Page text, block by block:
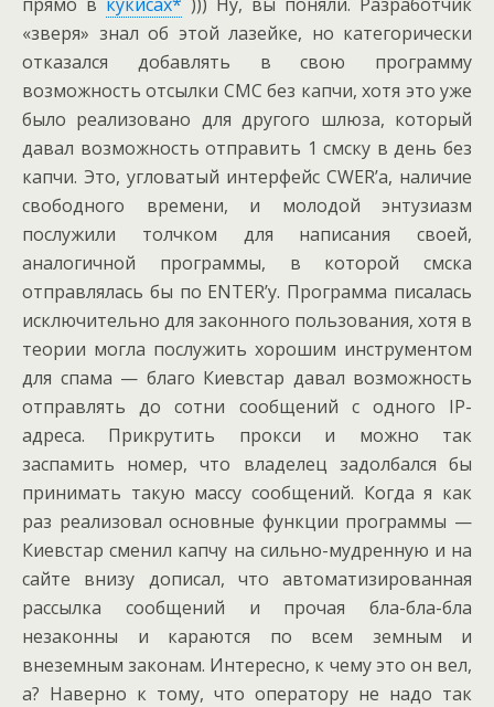
«зверя» знал об этой лазейке, но категорически
отказался добавлять в свою программу
возможность отсылки СМС без капчи, хотя это уже
было реализовано для другого шлюза, который
давал возможность отправить 1 смску в день без
капчи. Это, угловатый интерфейс CWER’а, наличие
свободного времени, и молодой энтузиазм
послужили толчком для написания своей,
аналогичной программы, в которой смска
отправлялась бы по ENTER’у. Программа писалась
исключительно для законного пользования, хотя в
теории могла послужить хорошим инструментом
для спама — благо Киевстар давал возможность
отправлять до сотни сообщений с одного IP-
адреса. Прикрутить прокси и можно так
заспамить номер, что владелец задолбался бы
принимать такую массу сообщений. Когда я как
раз реализовал основные функции программы —
Киевстар сменил капчу на сильно-мудренную и на
сайте внизу дописал, что автоматизированная
рассылка сообщений и прочая бла-бла-бла
незаконны и караются по всем земным и
внеземным законам. Интересно, к чему это он вел,
а? Наверно к тому, что оператору не надо так